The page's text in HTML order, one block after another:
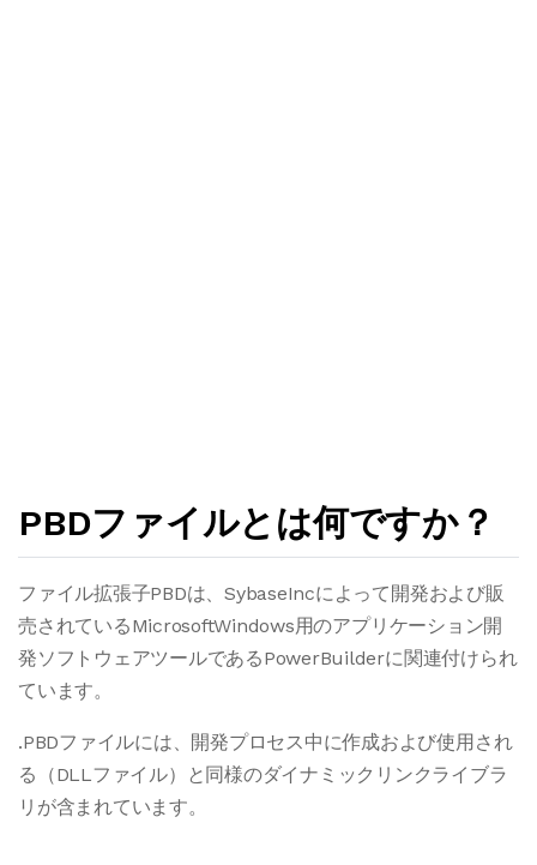
PBDファイルとは何ですか？
ファイル拡張子PBDは、SybaseIncによって開発および販
売されているMicrosoftWindows用のアプリケーション開
発ソフトウェアツールであるPowerBuilderに関連付けられ
ています。
.PBDファイルには、開発プロセス中に作成および使用され
る（DLLファイル）と同様のダイナミックリンクライブラ
リが含まれています。